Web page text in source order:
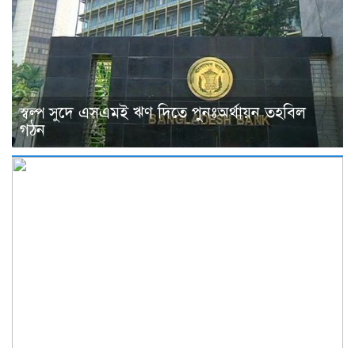
স্বল্প সুদে এসএমই ঋণ দিতে পুনঃঅর্থায়ন তহবিল
গঠন